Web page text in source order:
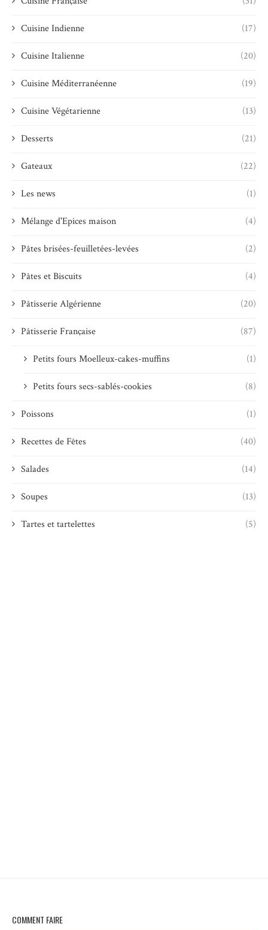
Cuisine Indienne (17)
Cuisine Italienne (20)
Cuisine Méditerranéenne (19)
Cuisine Végétarienne (13)
Desserts (21)
Gateaux (22)
Les news (1)
Mélange d'Epices maison (4)
Pâtes brisées-feuilletées-levées (2)
Pâtes et Biscuits (4)
Pâtisserie Algérienne (20)
Pâtisserie Française (87)
Petits fours Moelleux-cakes-muffins (1)
Petits fours secs-sablés-cookies (8)
Poissons (1)
Recettes de Fêtes (40)
Salades (14)
Soupes (13)
Tartes et tartelettes (5)
COMMENT FAIRE